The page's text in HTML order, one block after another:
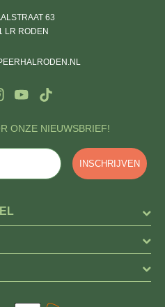
ONZE NIEUWSBRIEF!
INSCHRIJVEN
63
LR RODEN